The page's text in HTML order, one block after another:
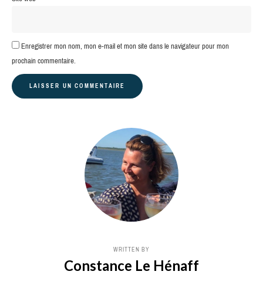
Enregistrer mon nom, mon e-mail et mon site dans le navigateur pour mon
prochain commentaire.
WRITTEN BY
Constance Le Hénaff